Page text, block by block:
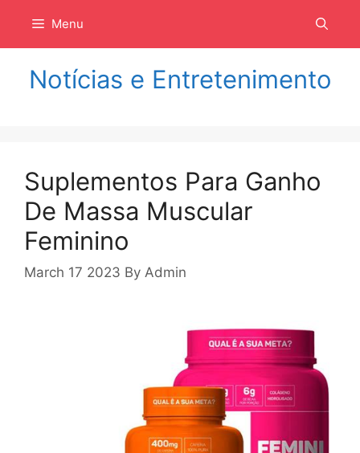
isi
Menu
Notícias e Entretenimento
Suplementos Para Ganho
De Massa Muscular
Feminino
March 17 2023 By Admin